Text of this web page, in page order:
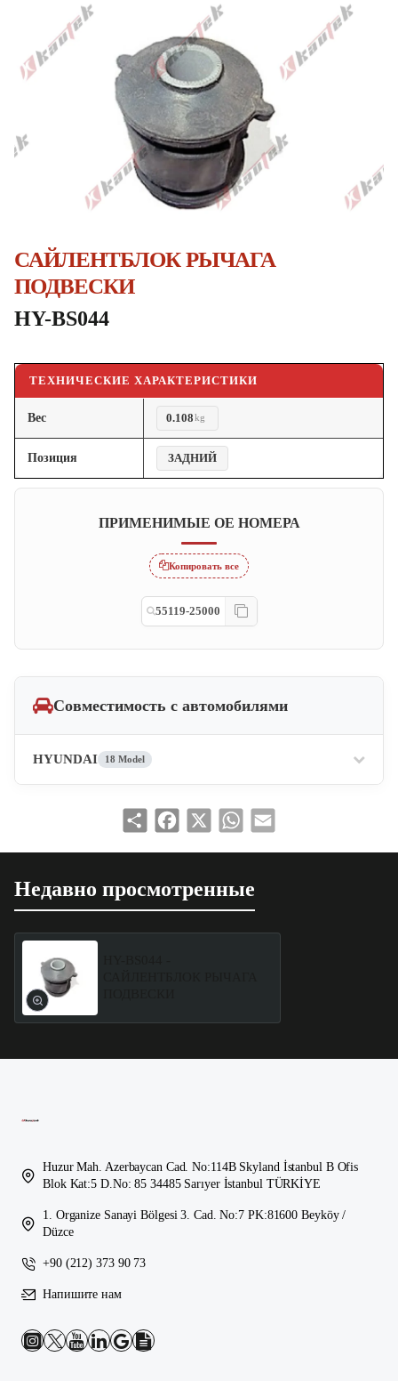
САЙЛЕНТБЛОК РЫЧАГА
ПОДВЕСКИ
HY-BS044
ТЕХНИЧЕСКИЕ ХАРАКТЕРИСТИКИ
Вес 0.108kg
Позиция ЗАДНИЙ
ПРИМЕНИМЫЕ OE НОМЕРА
Копировать все
55119-25000
Совместимость с автомобилями
HYUNDAI 18 Model
Share Facebook WhatsApp
Недавно просмотренные
Huzur Mah. Azerbaycan Cad. No:114B Skyland İstanbul B Ofis
Blok Kat:5 D.No: 85 34485 Sarıyer İstanbul TÜRKİYE
1. Organize Sanayi Bölgesi 3. Cad. No:7 PK:81600 Beyköy /
Düzce
+90 (212) 373 90 73
Напишите нам